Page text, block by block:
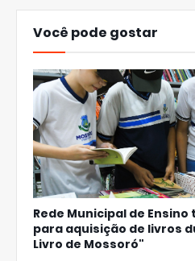
Você pode gostar
Rede Municipal de
para aquisição de livros
Livro de Mossoró"